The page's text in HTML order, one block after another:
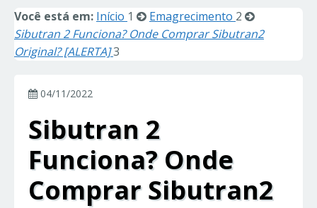
Você está em: Início 1 Emagrecimento 2
Sibutran 2 Funciona? Onde Comprar Sibutran2
Original? [ALERTA]3
04/11/2022
Sibutran 2
Funciona? Onde
Comprar Sibutran2